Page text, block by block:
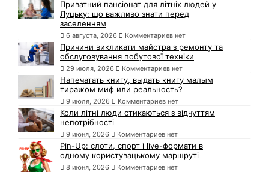
Приватний пансіонат для літніх людей у
Луцьку: що важливо знати перед
заселенням
6 августа, 2026 Комментариев нет
Причини викликати майстра з ремонту та
обслуговування побутової техніки
29 июля, 2026 Комментариев нет
Напечатать книгу, выдать книгу малым
тиражом миф или реальность?
9 июля, 2026 Комментариев нет
Коли літні люди стикаються з відчуттям
непотрібності
9 июня, 2026 Комментариев нет
Pin-Up: слоти, спорт і live-формати в
одному користувацькому маршруті
8 июня, 2026 Комментариев нет